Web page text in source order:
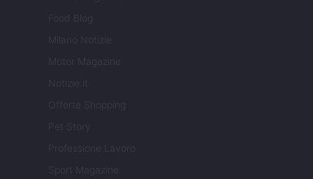
Food Blog
Milano Notizie
Motor Magazine
Notizie.it
Offerte Shopping
Pet Story
Professione Lavoro
Sport Magazine